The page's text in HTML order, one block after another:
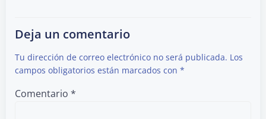
Deja un comentario
Tu dirección de correo electrónico no será publicada. Los
campos obligatorios están marcados con *
Comentario *